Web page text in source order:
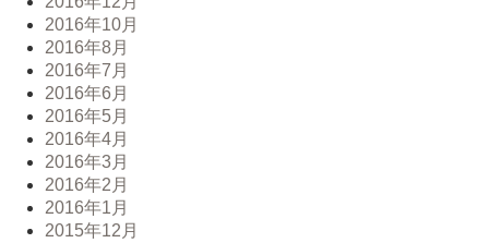
2016年10月
2016年8月
2016年7月
2016年6月
2016年5月
2016年4月
2016年3月
2016年2月
2016年1月
2015年12月